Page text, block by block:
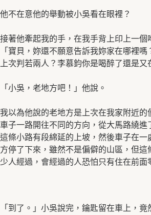
他不在意他的舉動被小吳看在眼裡？
接著他牽起我的手，在我手背上印上一個
「寶貝，妳還不願意告訴我妳家在哪裡嗎
上次判若兩人？李慕鈞你是喝醉了還是又
「小吳，老地方吧！」他說。
我以為他說的老地方是上次在我家附近的
車子一路開往不同的方向，從大馬路繞進
這條小路有段綿延的上坡，然後車子在一
方停了下來，雖然不是偏僻的山區，但這
少人經過，會經過的人恐怕只有住在前面
「到了。」小吳說完，鑰匙留在車上，竟